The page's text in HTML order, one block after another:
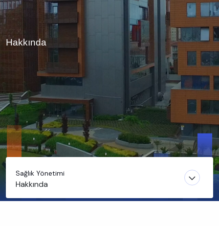
Hakkında
Sağlık Yönetimi
Hakkında